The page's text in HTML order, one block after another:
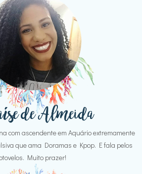
com ascendente em Aquário extremamente
que ama Doramas e Kpop. E fala pelos
Muito prazer!